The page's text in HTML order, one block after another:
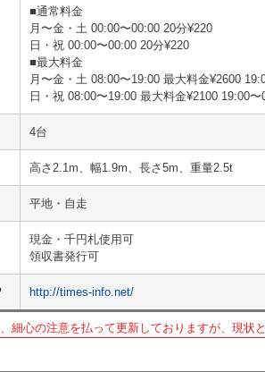
■通常料金
月〜金・土 00:00〜00:00 20分¥220
日・祝 00:00〜00:00 20分¥220
■最大料金
月〜金・土 08:00〜19:00 最大料金¥2600
日・祝 08:00〜19:00 最大料金¥2100 19:00
4台
高さ2.1m、幅1.9m、長さ5m、重量2.5t
平地・自走
現金・千円札使用可
領収書発行可
http://times-info.net/
細心の注意を払って更新しておりますが、現状